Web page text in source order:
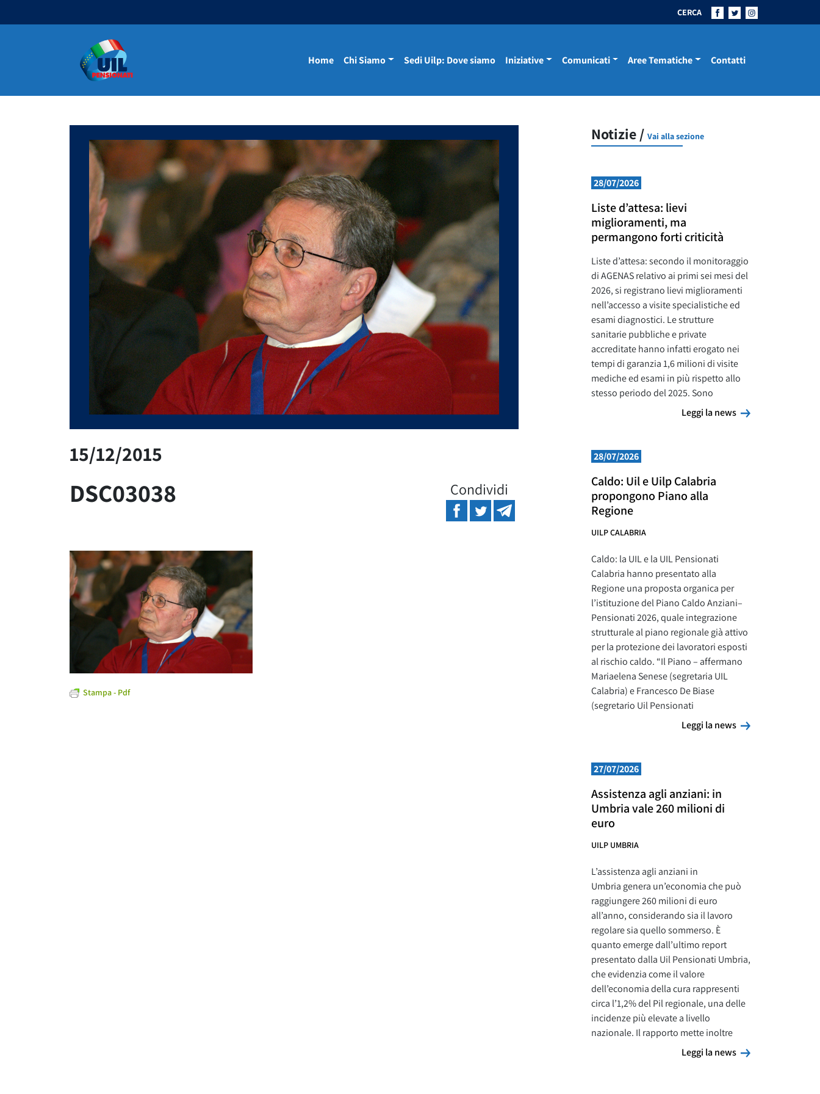
CERCA
Navigazione principale Home Chi Siamo Sedi Uilp: Dove siamo Iniziative Comunicati Aree Tematiche Contatti
15/12/2015
DSC03038 Condividi
Stampa - Pdf
Notizie / Vai alla sezione
28/07/2026
Liste d’attesa: lievi
miglioramenti, ma
permangono forti criticità
Liste d’attesa: secondo il monitoraggio
di AGENAS relativo ai primi sei mesi del
2026, si registrano lievi miglioramenti
nell’accesso a visite specialistiche ed
esami diagnostici. Le strutture
sanitarie pubbliche e private
accreditate hanno infatti erogato nei
tempi di garanzia 1,6 milioni di visite
mediche ed esami in più rispetto allo
stesso periodo del 2025. Sono
Leggi la news
Leggi la news
28/07/2026
Caldo: Uil e Uilp Calabria
propongono Piano alla
Regione
UILP CALABRIA
Caldo: la UIL e la UIL Pensionati
Calabria hanno presentato alla
Regione una proposta organica per
l’istituzione del Piano Caldo Anziani–
Pensionati 2026, quale integrazione
strutturale al piano regionale già attivo
per la protezione dei lavoratori esposti
al rischio caldo. “Il Piano – affermano
Mariaelena Senese (segretaria UIL
Calabria) e Francesco De Biase
(segretario Uil Pensionati
Leggi la news
Leggi la news
27/07/2026
Assistenza agli anziani: in
Umbria vale 260 milioni di
euro
UILP UMBRIA
L’assistenza agli anziani in
Umbria genera un’economia che può
raggiungere 260 milioni di euro
all’anno, considerando sia il lavoro
regolare sia quello sommerso. È
quanto emerge dall’ultimo report
presentato dalla Uil Pensionati Umbria,
che evidenzia come il valore
dell’economia della cura rappresenti
circa l’1,2% del Pil regionale, una delle
incidenze più elevate a livello
nazionale. Il rapporto mette inoltre
Leggi la news
Leggi la news